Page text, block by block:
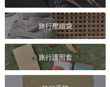
旅行壓縮袋
旅行護照套